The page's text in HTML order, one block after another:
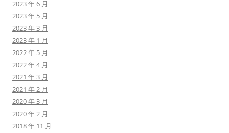
2023 年 6 月
2023 年 5 月
2023 年 3 月
2023 年 1 月
2022 年 5 月
2022 年 4 月
2021 年 3 月
2021 年 2 月
2020 年 3 月
2020 年 2 月
2018 年 11 月